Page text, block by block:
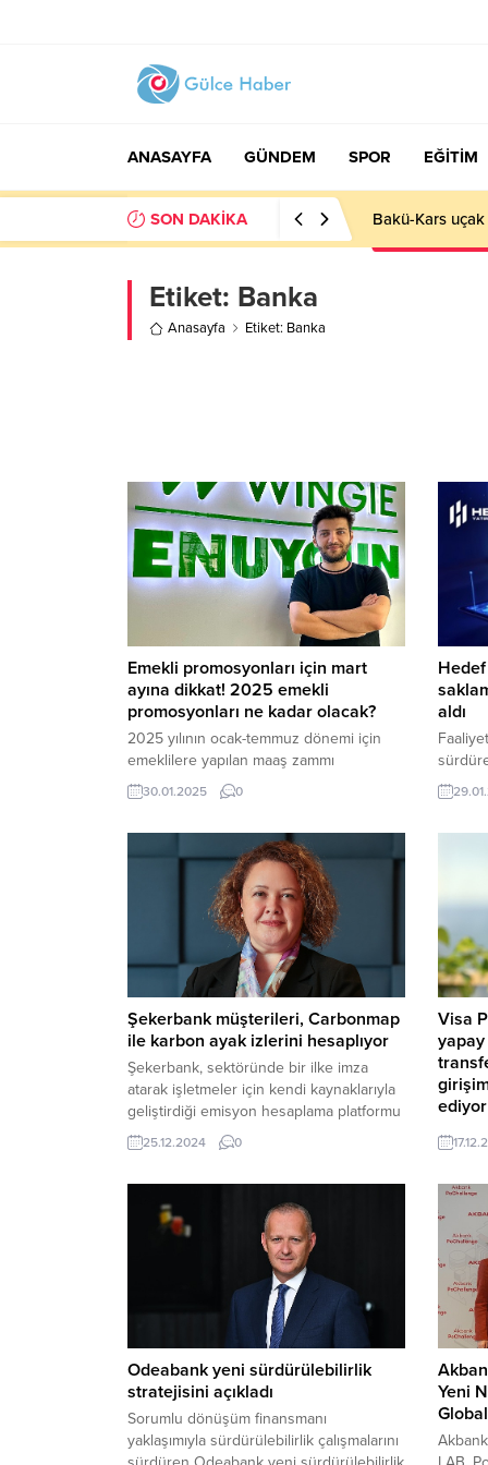
ANASAYFA GÜNDEM SPOR EĞİTİM
SON DAKİKA Bakü-Kars
Etiket: Banka
Anasayfa Etiket: Banka
Emekli promosyonları için mart
ayına dikkat! 2025 emekli
promosyonları ne kadar olacak?
2025 yılının ocak-temmuz dönemi için
emeklilere yapılan maaş zammı
sonrasında, emekli promosyonlarına
yapılacak artışlar da gündeme geldi.
30.01.2025 0
Hedef
aldı
izinleri
Şekerbank müşterileri, Carbonmap
ile karbon ayak izlerini hesaplıyor
Şekerbank, sektöründe bir ilke imza
atarak işletmeler için kendi kaynaklarıyla
geliştirdiği emisyon hesaplama platformu
Carbonmap’i müşterilerinin hizmetine
sunuyor.
25.12.2024 0
Visa
yapay
ediyor
gerçek
milyon
Odeabank yeni sürdürülebilirlik
stratejisini açıkladı
Sorumlu dönüşüm finansmanı
yaklaşımıyla sürdürülebilirlik çalışmalarını
Yeni